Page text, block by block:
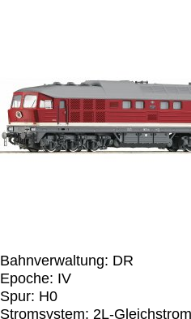
Bahnverwaltung: DR
Epoche: IV
Spur: H0
Stromsystem: 2L-Gleichstrom